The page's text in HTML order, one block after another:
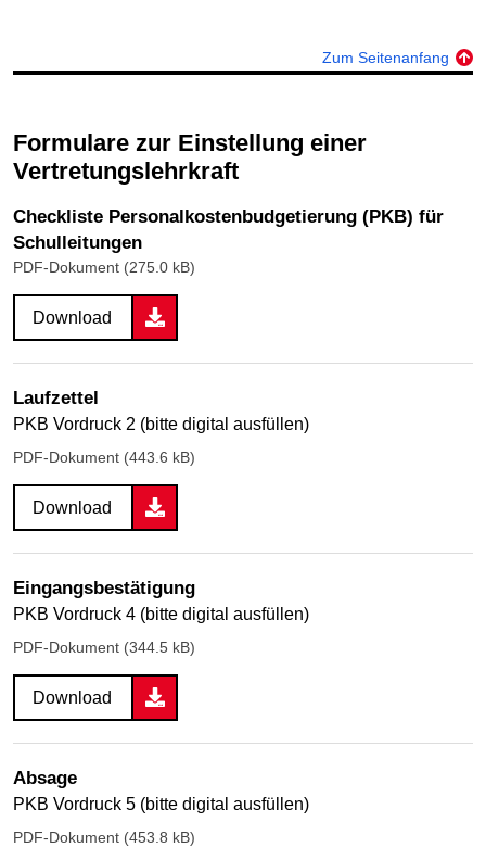
Zum Seitenanfang
Formulare zur Einstellung einer
Vertretungslehrkraft
Checkliste Personalkostenbudgetierung (PKB) für
Schulleitungen
PDF-Dokument (275.0 kB)
Download
Laufzettel
PKB Vordruck 2 (bitte digital ausfüllen)
PDF-Dokument (443.6 kB)
Download
Eingangsbestätigung
PKB Vordruck 4 (bitte digital ausfüllen)
PDF-Dokument (344.5 kB)
Download
Absage
PKB Vordruck 5 (bitte digital ausfüllen)
PDF-Dokument (453.8 kB)